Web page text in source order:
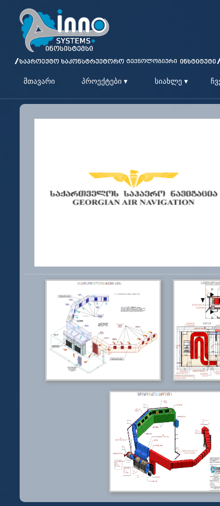
მთავარი პროექტები ▾ სიახლე ▾